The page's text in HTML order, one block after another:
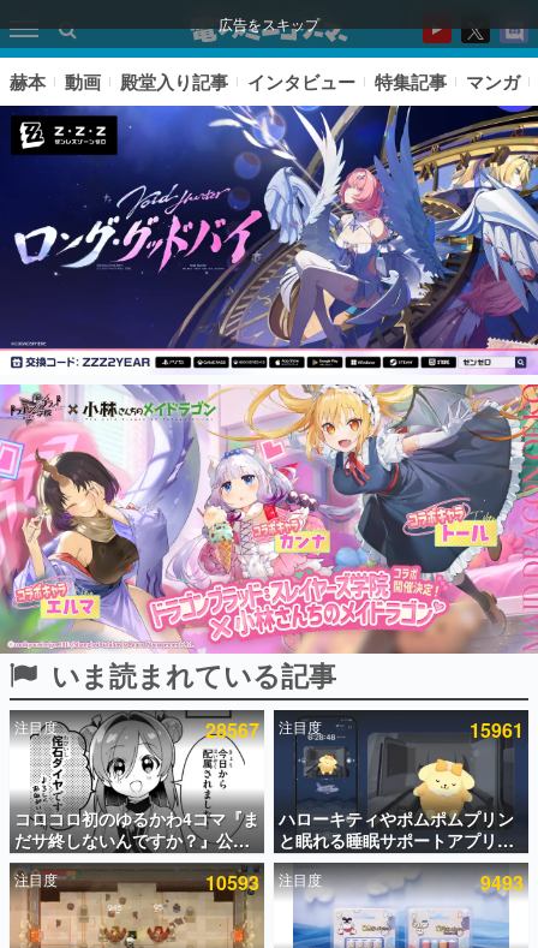
広告をスキップ
ピックアップ
電ファミのいま読まれている記事ランキング
アプリセール情報
インタビュー
連載・特集一覧
殿堂入り記事
SNS拡散数が数千以上！ ページビュー数万以上！ などな
ど。多くの人々に読まれた、電ファミ渾身の“殿堂入り”記
事をまとめました。
ゲームの企画書
名作ゲームクリエイターの方々に製作時のエピソードをお
聞きし、ヒットする企画（ゲーム）とは何か？を探ってい
きます。
赫本
この物語を解いてはいけない。『赫本』は、〈試験問題〉
の形をした短編ホラー小説集です。
赫本 動画 殿堂入り記事 インタビュー 特集記事 マンガ
いま読まれている記事
注目度 28567
コロコロ初のゆるかわ4コマ『ま
だサ終しないんですか？』公開
スタート。主人公は新入社員の
侘石ダイヤ、ゲーム会社を舞台
にトラブルへ対応する社員たち
を描く
注目度 15961
ハローキティやポムポムプリン
と眠れる睡眠サポートアプリ
『ゆめたび』が配信中。キャラ
ごとのASMRや目覚ましアラー
ムも搭載
注目度 10593 注目度 9493